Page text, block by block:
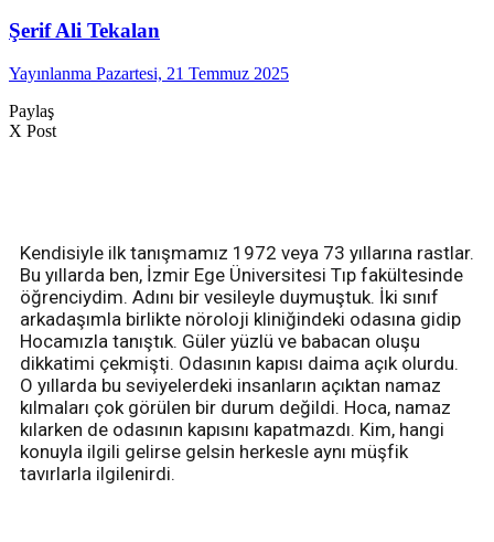
Şerif Ali Tekalan
Yayınlanma Pazartesi, 21 Temmuz 2025
Paylaş
X Post
Kendisiyle ilk tanışmamız 1972 veya 73 yıllarına rastlar.
Bu yıllarda ben, İzmir Ege Üniversitesi Tıp fakültesinde
öğrenciydim. Adını bir vesileyle duymuştuk. İki sınıf
arkadaşımla birlikte nöroloji kliniğindeki odasına gidip
Hocamızla tanıştık. Güler yüzlü ve babacan oluşu
dikkatimi çekmişti. Odasının kapısı daima açık olurdu.
O yıllarda bu seviyelerdeki insanların açıktan namaz
kılmaları çok görülen bir durum değildi. Hoca, namaz
kılarken de odasının kapısını kapatmazdı. Kim, hangi
konuyla ilgili gelirse gelsin herkesle aynı müşfik
tavırlarla ilgilenirdi.